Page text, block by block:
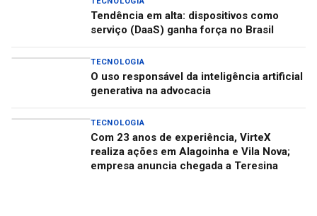
Tendência em alta: dispositivos como
serviço (DaaS) ganha força no Brasil
TECNOLOGIA
O uso responsável da inteligência artificial
generativa na advocacia
TECNOLOGIA
Com 23 anos de experiência, VirteX
realiza ações em Alagoinha e Vila Nova;
empresa anuncia chegada a Teresina